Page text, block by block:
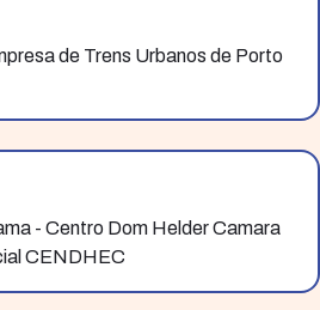
de Trens Urbanos de Porto
- Centro Dom Helder Camara
CENDHEC